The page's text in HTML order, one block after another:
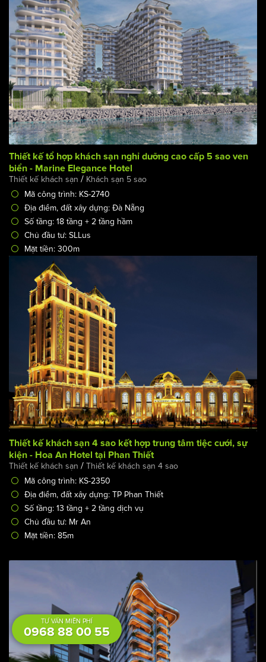
biển - Marine Elegance Hotel
Thiết kế khách sạn/Khách sạn 5 sao
Mã công trình: KS-2740
Địa điểm, đất xây dựng: Đà Nẵng
Số tầng: 18 tầng + 2 tầng hầm
Chủ đầu tư: SLLus
Mặt tiền: 300m
Thiết kế khách sạn 4 sao kết hợp trung tâm tiệc cưới, sự
kiện - Hoa An Hotel tại Phan Thiết
Thiết kế khách sạn/ Thiết kế khách sạn 4 sao
Mã công trình: KS-2350
Địa điểm, đất xây dựng: TP Phan Thiết
Số tầng: 13 tầng + 2 tầng dịch vụ
TƯ VẤN MIỄN PHÍ
0968 88 00 55